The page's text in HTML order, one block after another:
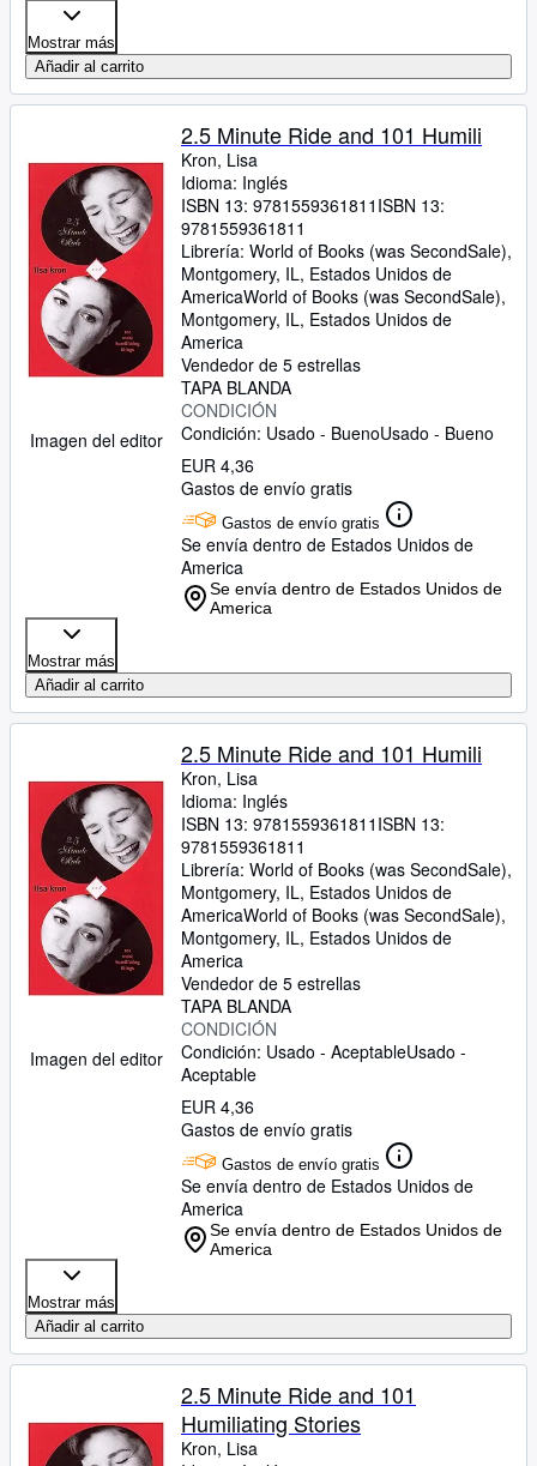
Mostrar más
Añadir al carrito
Imagen del editor
2.5 Minute Ride and 101 Humili
Kron, Lisa
Idioma: Inglés
ISBN 13: 9781559361811 ISBN 13:
9781559361811
Librería: World of Books (was SecondSale),
Montgomery, IL, Estados Unidos de
AmericaWorld of Books (was SecondSale),
Montgomery, IL, Estados Unidos de
America
Vendedor de 5 estrellas
TAPA BLANDA
CONDICIÓN
Condición: Usado - BuenoUsado - Bueno
EUR 4,36
Gastos de envío gratis
Gastos de envío gratis
Se envía dentro de Estados Unidos de
America
Se envía dentro de Estados Unidos de
America
Mostrar más
Añadir al carrito
Imagen del editor
2.5 Minute Ride and 101 Humili
Kron, Lisa
Idioma: Inglés
ISBN 13: 9781559361811 ISBN 13:
9781559361811
Librería: World of Books (was SecondSale),
Montgomery, IL, Estados Unidos de
AmericaWorld of Books (was SecondSale),
Montgomery, IL, Estados Unidos de
America
Vendedor de 5 estrellas
TAPA BLANDA
CONDICIÓN
Condición: Usado - AceptableUsado -
Aceptable
EUR 4,36
Gastos de envío gratis
Gastos de envío gratis
Se envía dentro de Estados Unidos de
America
Se envía dentro de Estados Unidos de
America
Mostrar más
Añadir al carrito
2.5 Minute Ride and 101
Humiliating Stories
Kron, Lisa